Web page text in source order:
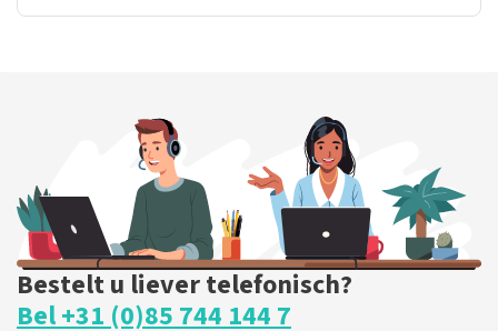
Bestelt u liever telefonisch?
Bel +31 (0)85 744 144 7